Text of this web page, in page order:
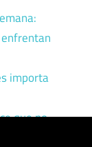
importa
que no.